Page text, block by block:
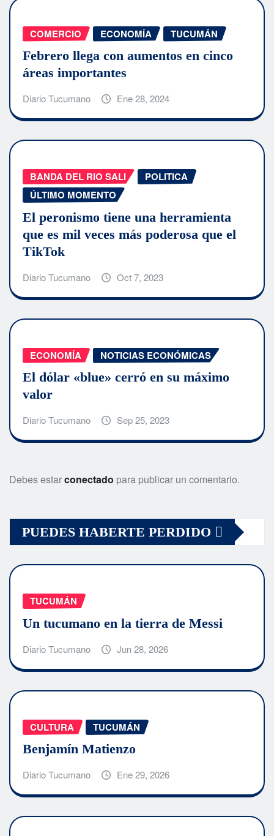
COMERCIO ECONOMÍA TUCUMÁN
Febrero llega con aumentos en cinco
áreas importantes
Diario Tucumano Ene 28, 2024
BANDA DEL RIO SALI
POLITICA
ÚLTIMO MOMENTO
El peronismo tiene una herramienta
que es mil veces más poderosa que el
TikTok
Diario Tucumano Oct 7, 2023
ECONOMÍA NOTICIAS ECONÓMICAS
El dólar «blue» cerró en su máximo
valor
Diario Tucumano Sep 25, 2023
Debes estarconectado para publicar un comentario.
PUEDES HABERTE PERDIDO
TUCUMÁN
Un tucumano en la tierra de Messi
Diario Tucumano Jun 28, 2026
CULTURA TUCUMÁN
Benjamín Matienzo
Diario Tucumano Ene 29, 2026